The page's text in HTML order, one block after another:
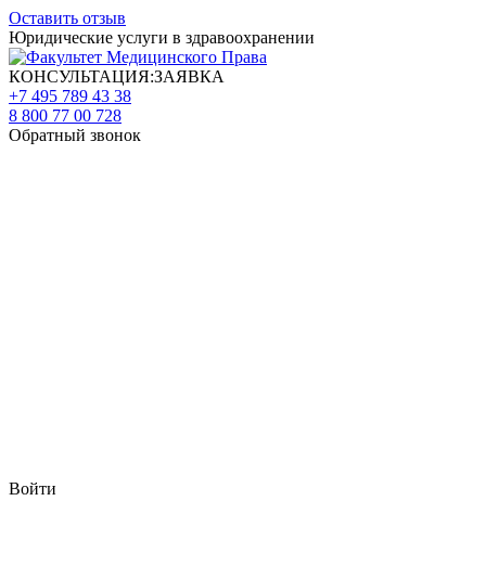
Оставить отзыв
Юридические услуги в здравоохранении
КОНСУЛЬТАЦИЯ:ЗАЯВКА
+7 495 789 43 38
8 800 77 00 728
Обратный звонок
Войти